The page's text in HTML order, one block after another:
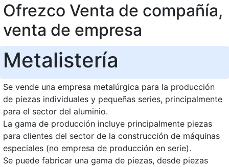
Ofrezco Venta de compañía,
venta de empresa
Metalistería
Se vende una empresa metalúrgica para la producción
de piezas individuales y pequeñas series, principalmente
para el sector del aluminio.
La gama de producción incluye principalmente piezas
para clientes del sector de la construcción de máquinas
especiales (no empresa de producción en serie).
Se puede fabricar una gama de piezas, desde piezas